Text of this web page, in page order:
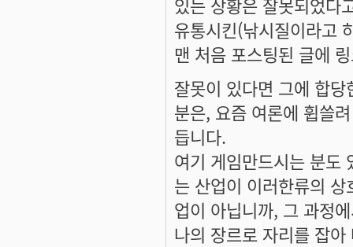
유통시킨(낚시질이라고
맨 처음 포스팅된 글에
잘못이 있다면 그에 합
분은, 요즘 여론에 휩쓸
듭니다.
여기 게임만드시는 분도
는 산업이 이러한류의
업이 아닙니까, 그 과정
나의 장르로 자리를 잡